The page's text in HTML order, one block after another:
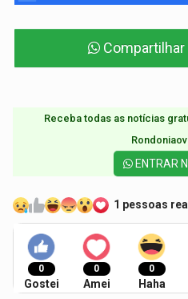
Receba todas as notícias
ENTRAR
1 pessoas
0
Gostei
0
Amei
0
Haha